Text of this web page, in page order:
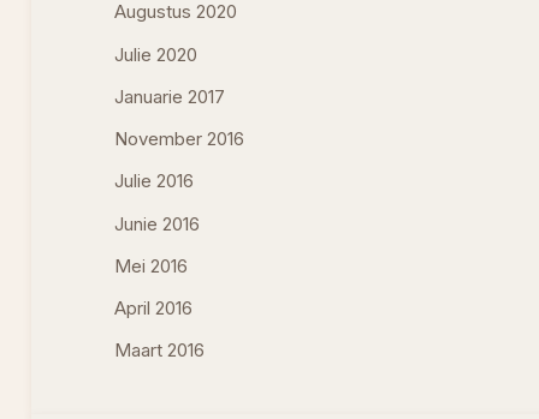
Augustus 2020
Julie 2020
Januarie 2017
November 2016
Julie 2016
Junie 2016
Mei 2016
April 2016
Maart 2016